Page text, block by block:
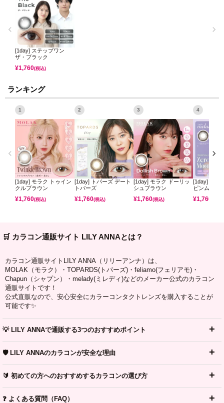
[1day] ステップワン
ザ・ブラック
¥1,760(税込)
ランキング
1
[1day] モラク トゥイン
クルブラウン
¥1,760(税込)
2
[1day] トパーズ デート
トパーズ
¥1,760(税込)
3
[1day] モラク ドーリッ
シュブラウン
¥1,760(税込)
4
[1day] ミレ
ピンムーン
¥1,760
🛒 カラコン通販サイト LILY ANNAとは？
カラコン通販サイトLILY ANNA（リリーアンナ）は、
MOLAK（モラク）・TOPARDS(トパーズ)・feliamo(フェリアモ)・
Chapun（シャプン）・melady(ミレディ)などのメーカー公式のカラコン
通販サイトです！
公式直販なので、安心安全にカラーコンタクトレンズを購入することが
可能です✨
💡 LILY ANNAで通販する3つのおすすめポイント
🛡️ LILY ANNAのカラコンが安全な理由
🔰 初めての方へのおすすめするカラコンの選び方
❓ よくある質問（FAQ）